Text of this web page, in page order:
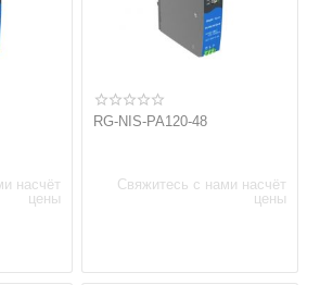
насчёт
цены
RG-NIS-PA120-48
Свяжитесь с нами насчёт
цены